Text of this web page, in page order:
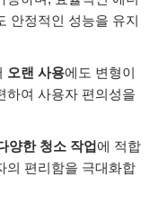
안정적인 성능을 유지
오랜 사용에도 변형이
하여 사용자 편의성을
양한 청소 작업에 적합
의 편리함을 극대화합